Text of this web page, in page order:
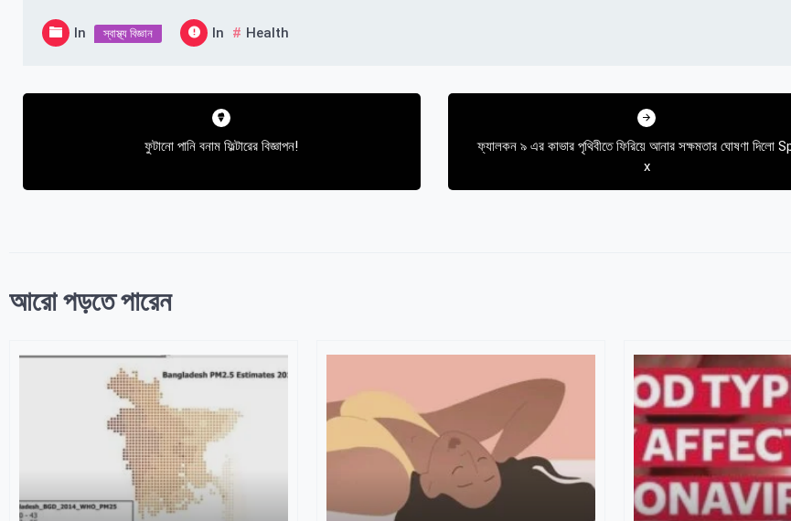
In স্বাস্থ্য বিজ্ঞান In Health
Post
ফুটানো পানি বনাম ফিল্টারের বিজ্ঞাপন!
ফ্যালকন ৯ এর কাভার পৃথিবীতে ফিরিয়ে আনার সক্ষমতার ঘোষণা দিলো
x
আরো পড়তে পারেন